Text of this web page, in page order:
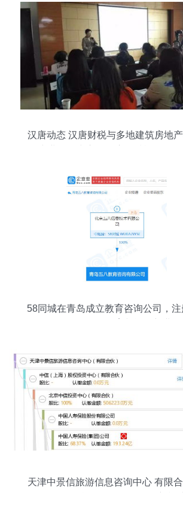
汉唐动态 汉唐财税与多地建筑房地
58同城在青岛成立教育咨询公司，
天津中景信旅游信息咨询中心 有限